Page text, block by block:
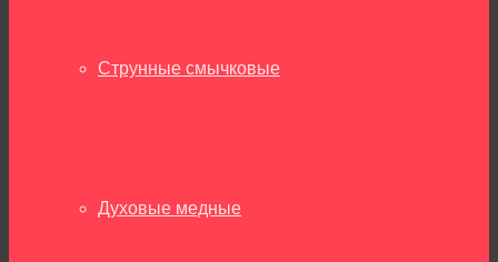
Струнные смычковые
Духовые медные